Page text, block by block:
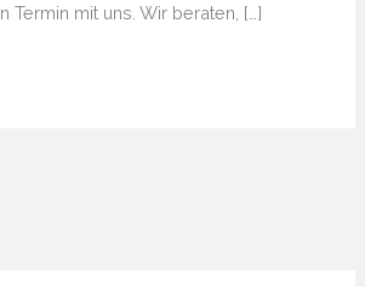
Termin mit uns. Wir beraten, […]